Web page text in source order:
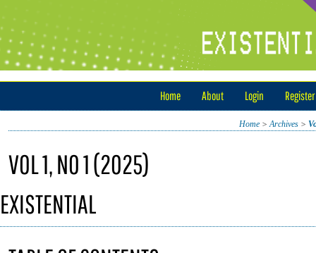
Home About Login Register
Home>Archives>
VOL 1, NO 1 (2025)
EXISTENTIAL